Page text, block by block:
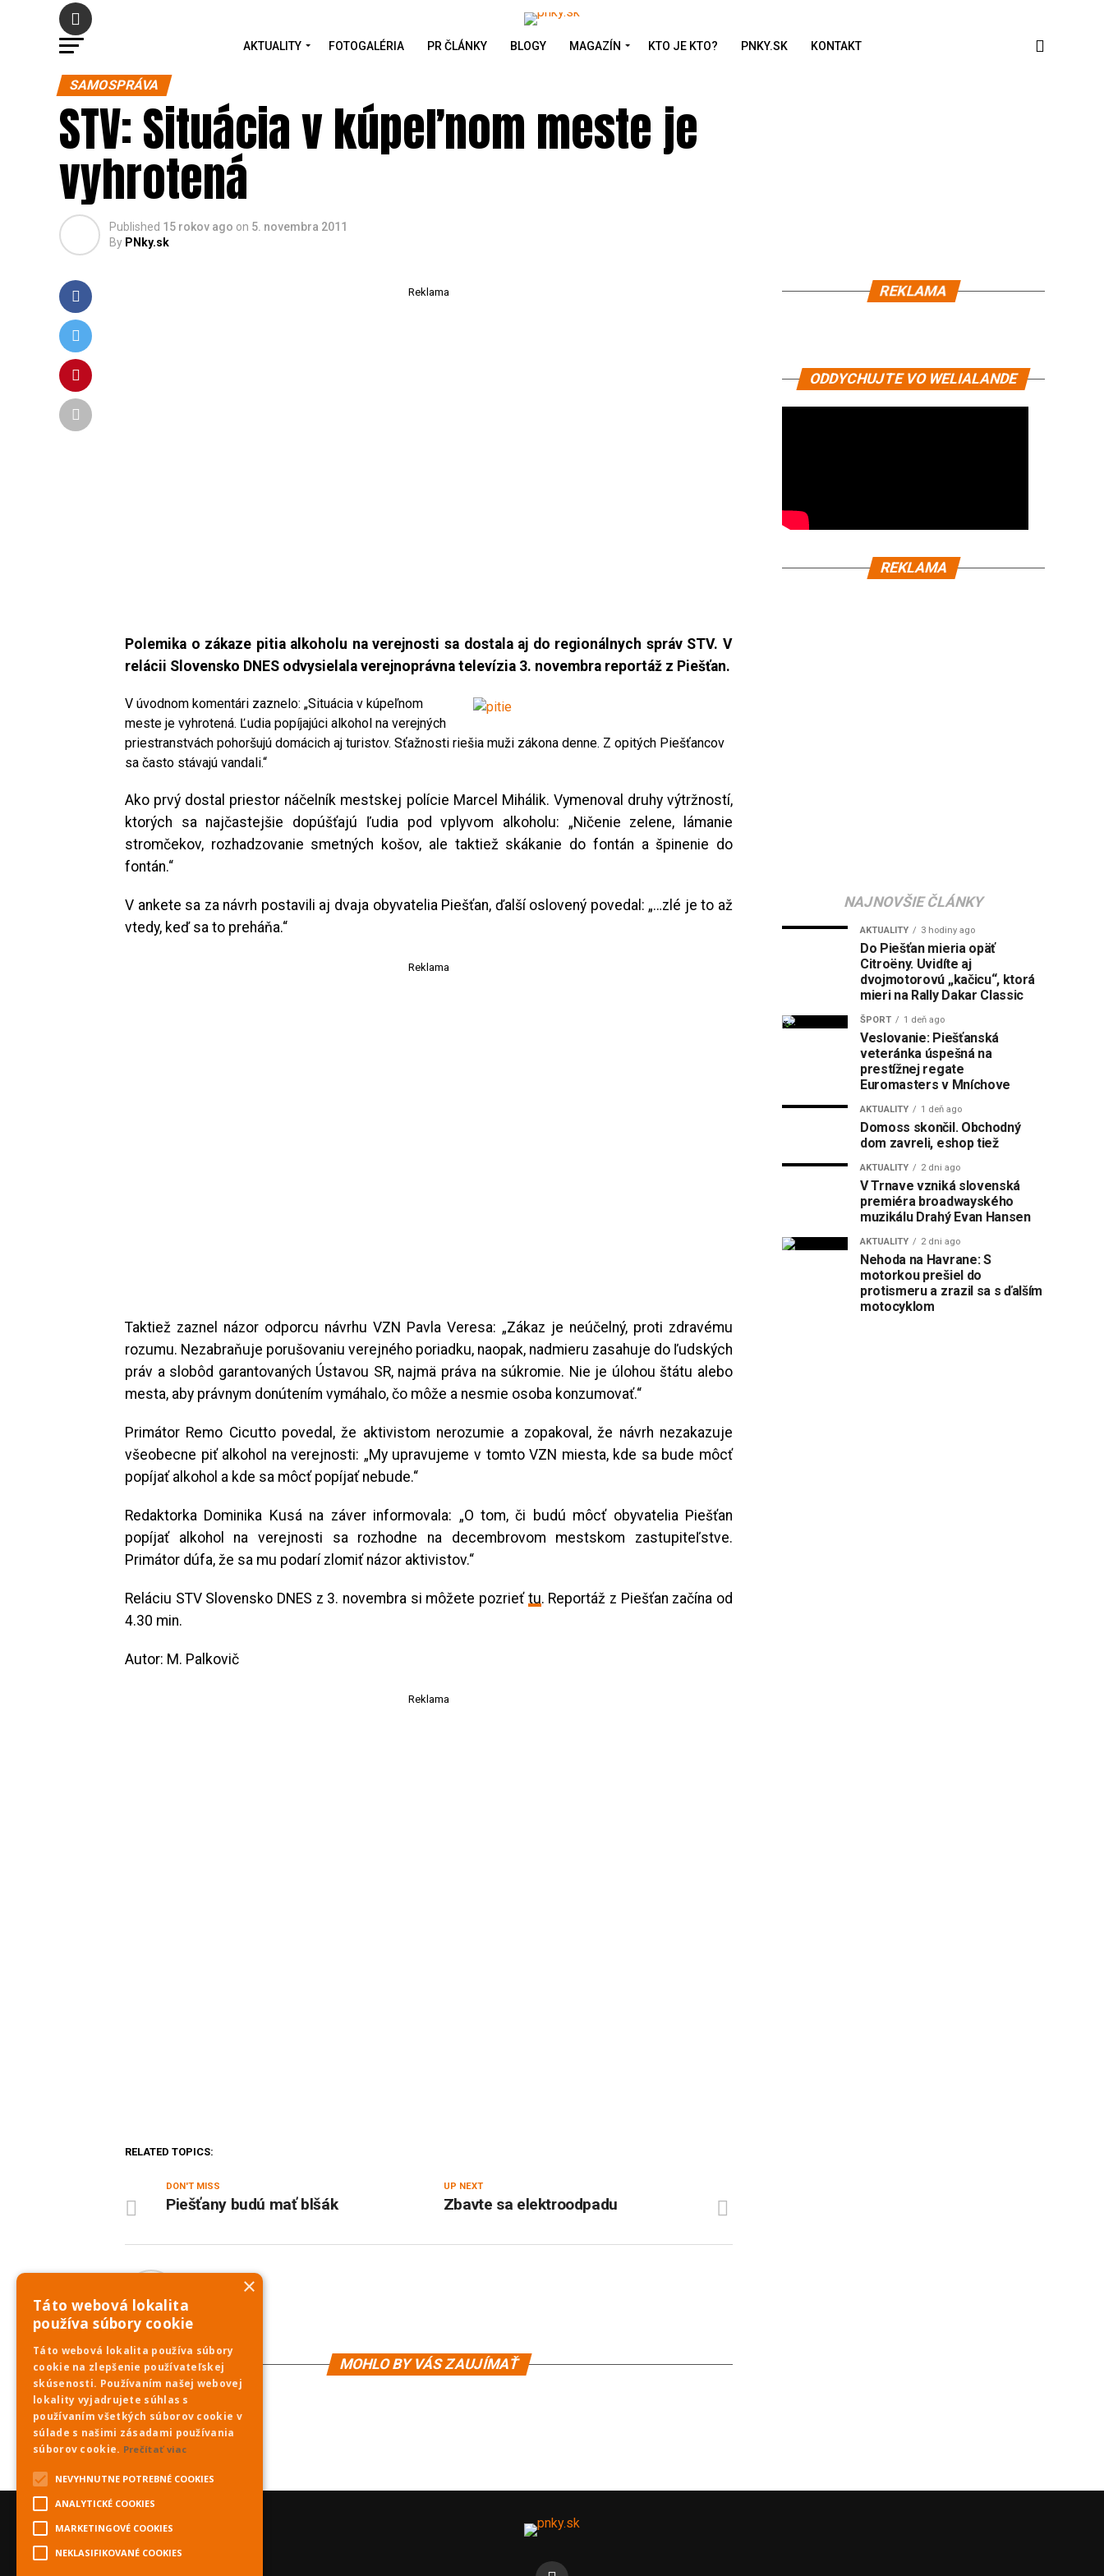
AKTUALITY FOTOGALÉRIA PR ČLÁNKY BLOGY MAGAZÍN KTO JE KTO? PNKY.SK KONTAKT
SAMOSPRÁVA
STV: Situácia v kúpeľnom meste je
vyhrotená
Published 15 rokov ago on 5. novembra 2011
By PNky.sk
Reklama
Polemika o zákaze pitia alkoholu na verejnosti sa dostala aj do regionálnych správ STV. V
relácii Slovensko DNES odvysielala verejnoprávna televízia 3. novembra reportáž z Piešťan.
V úvodnom komentári zaznelo: „Situácia v kúpeľnom
meste je vyhrotená. Ľudia popíjajúci alkohol na verejných
priestranstvách pohoršujú domácich aj turistov. Sťažnosti riešia muži zákona denne. Z opitých Piešťancov
sa často stávajú vandali.“
Ako prvý dostal priestor náčelník mestskej polície Marcel Mihálik. Vymenoval druhy výtržností,
ktorých sa najčastejšie dopúšťajú ľudia pod vplyvom alkoholu: „Ničenie zelene, lámanie
stromčekov, rozhadzovanie smetných košov, ale taktiež skákanie do fontán a špinenie do
fontán.“
V ankete sa za návrh postavili aj dvaja obyvatelia Piešťan, ďalší oslovený povedal: „…zlé je to až
vtedy, keď sa to preháňa.“
Reklama
Taktiež zaznel názor odporcu návrhu VZN Pavla Veresa: „Zákaz je neúčelný, proti zdravému
rozumu. Nezabraňuje porušovaniu verejného poriadku, naopak, nadmieru zasahuje do ľudských
práv a slobôd garantovaných Ústavou SR, najmä práva na súkromie. Nie je úlohou štátu alebo
mesta, aby právnym donútením vymáhalo, čo môže a nesmie osoba konzumovať.“
Primátor Remo Cicutto povedal, že aktivistom nerozumie a zopakoval, že návrh nezakazuje
všeobecne piť alkohol na verejnosti: „My upravujeme v tomto VZN miesta, kde sa bude môcť
popíjať alkohol a kde sa môcť popíjať nebude.“
Redaktorka Dominika Kusá na záver informovala: „O tom, či budú môcť obyvatelia Piešťan
popíjať alkohol na verejnosti sa rozhodne na decembrovom mestskom zastupiteľstve.
Primátor dúfa, že sa mu podarí zlomiť názor aktivistov.“
Reláciu STV Slovensko DNES z 3. novembra si môžete pozrieť tu. Reportáž z Piešťan začína od
4.30 min.
Autor: M. Palkovič
Reklama
RELATED TOPICS:
UP NEXT
Zbavte sa elektroodpadu
DON'T MISS
Piešťany budú mať blšák
MOHLO BY VÁS ZAUJÍMAŤ
REKLAMA
ODDYCHUJTE VO WELIALANDE
REKLAMA
NAJNOVŠIE ČLÁNKY
AKTUALITY 3 hodiny ago
Do Piešťan mieria opäť
Citroëny. Uvidíte aj
dvojmotorovú „kačicu“, ktorá
mieri na Rally Dakar Classic
ŠPORT 1 deň ago
Veslovanie: Piešťanská
veteránka úspešná na
prestížnej regate
Euromasters v Mníchove
AKTUALITY 1 deň ago
Domoss skončil. Obchodný
dom zavreli, eshop tiež
AKTUALITY 2 dni ago
V Trnave vzniká slovenská
premiéra broadwayského
muzikálu Drahý Evan Hansen
AKTUALITY 2 dni ago
Nehoda na Havrane: S
motorkou prešiel do
protismeru a zrazil sa s ďalším
motocyklom
×
Táto webová lokalita
používa súbory cookie
Táto webová lokalita používa súbory
cookie na zlepšenie používateľskej
skúsenosti. Používaním našej webovej
lokality vyjadrujete súhlas s
používaním všetkých súborov cookie v
súlade s našimi zásadami používania
súborov cookie. Prečítať viac
NEVYHNUTNE POTREBNÉ COOKIES
ANALYTICKÉ COOKIES
MARKETINGOVÉ COOKIES
NEKLASIFIKOVANÉ COOKIES